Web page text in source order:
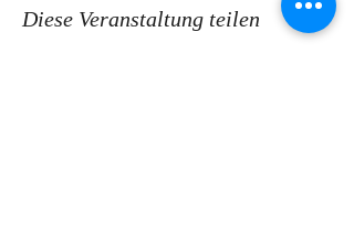
Diese Veranstaltung teilen